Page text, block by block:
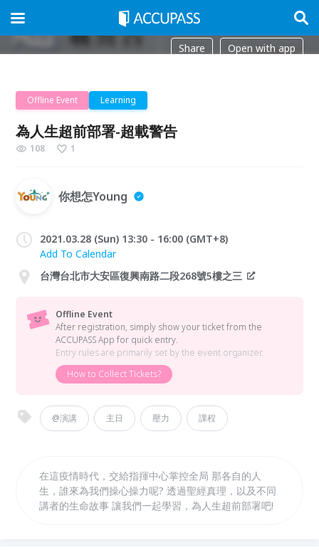
Share Open with app
Offline Event Learning
為人生超前部署-超載警告
108 1
你想怎Young
2021.03.28 (Sun) 13:30 - 16:00 (GMT+8)
Add To Calendar
台灣台北市大安區復興南路二段268號5樓之三
Offline Event
After registration, simply show your ticket from the
ACCUPASS App for quick entry.
Entry rules are primarily set by the event organizer.
How to Collect Tickets?
@演講 主日 壓力 課程
在這疫情時代，交給指揮中心掌控全局 那各自的人
生，誰來為我們操心操力呢? 透過聖經真理，以及不同
講者的生命故事 讓我們一起學習，為人生超前部署吧!